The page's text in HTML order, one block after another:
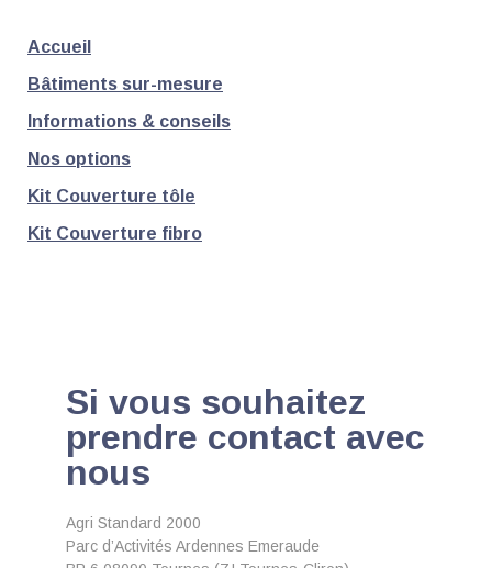
Accueil
Bâtiments sur-mesure
Informations & conseils
Nos options
Kit Couverture tôle
Kit Couverture fibro
Si vous souhaitez
prendre contact avec
nous
Agri Standard 2000
Parc d’Activités Ardennes Emeraude